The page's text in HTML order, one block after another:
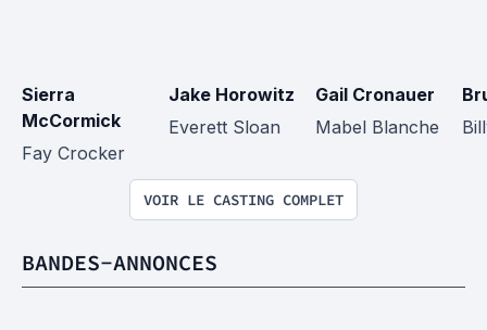
Sierra
McCormick
Fay Crocker
Jake Horowitz
Everett Sloan
Gail Cronauer
Mabel Blanche
VOIR LE CASTING COMPLET
BANDES-ANNONCES